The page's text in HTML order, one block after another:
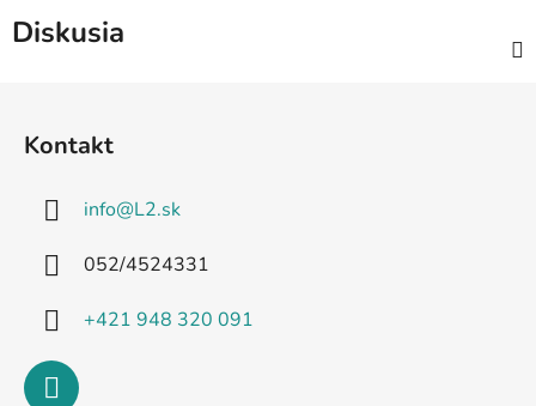
Diskusia
Kontakt
info@L2.sk
052/4524331
+421 948 320 091